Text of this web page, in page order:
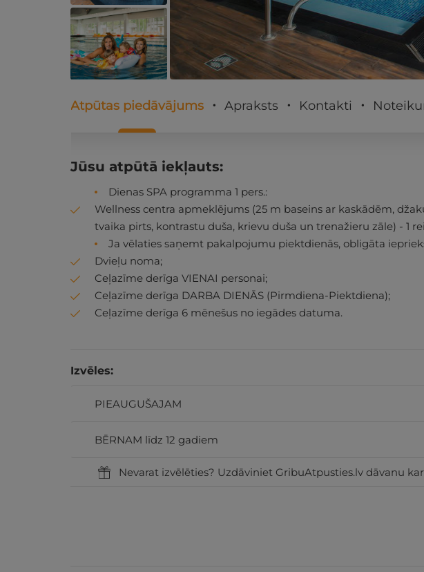
Atpūtas piedāvājums Apraksts Kontakti
Jūsu atpūtā iekļauts:
Dienas SPA programma 1 pers.:
Wellness centra apmeklējums (25 m baseins ar kaskādēm,
tvaika pirts, kontrastu duša, krievu duša un trenažieru zāle) - 1
Ja vēlaties saņemt pakalpojumu piektdienās, obligāta
Dvieļu noma;
Ceļazīme derīga VIENAI personai;
Ceļazīme derīga DARBA DIENĀS (Pirmdiena-Piektdiena);
Ceļazīme derīga 6 mēnešus no iegādes datuma.
Izvēles:
PIEAUGUŠAJAM
BĒRNAM līdz 12 gadiem
Nevarat izvēlēties? Uzdāviniet GribuAtpusties.lv dāvanu